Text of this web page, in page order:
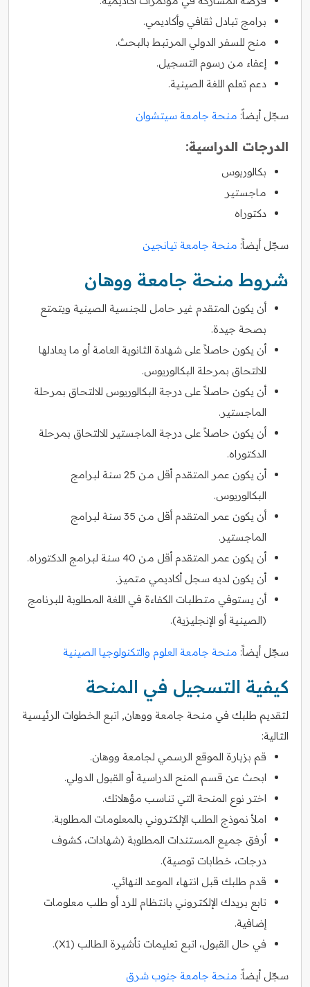
برامج تبادل ثقافي وأكاديمي.
منح للسفر الدولي المرتبط بالبحث.
إعفاء من رسوم التسجيل.
دعم تعلم اللغة الصينية.
سجّل أيضاً: منحة جامعة سيتشوان
الدرجات الدراسية:
بكالوريوس
ماجستير
دكتوراه
سجّل أيضاً: منحة جامعة تيانجين
شروط منحة جامعة ووهان
أن يكون المتقدم غير حامل للجنسية الصينية ويتمتع
بصحة جيدة.
أن يكون حاصلاً على شهادة الثانوية العامة أو ما يعادلها
للالتحاق بمرحلة البكالوريوس.
أن يكون حاصلاً على درجة البكالوريوس للالتحاق بمرحلة
الماجستير.
أن يكون حاصلاً على درجة الماجستير للالتحاق بمرحلة
الدكتوراه.
أن يكون عمر المتقدم أقل من 25 سنة لبرامج
البكالوريوس.
أن يكون عمر المتقدم أقل من 35 سنة لبرامج
الماجستير.
أن يكون عمر المتقدم أقل من 40 سنة لبرامج الدكتوراه.
أن يكون لديه سجل أكاديمي متميز.
أن يستوفي متطلبات الكفاءة في اللغة المطلوبة للبرنامج
(الصينية أو الإنجليزية).
سجّل أيضاً: منحة جامعة العلوم والتكنولوجيا الصينية
كيفية التسجيل في المنحة
لتقديم طلبك في منحة جامعة ووهان, اتبع الخطوات الرئيسية
التالية:
قم بزيارة الموقع الرسمي لجامعة ووهان.
ابحث عن قسم المنح الدراسية أو القبول الدولي.
اختر نوع المنحة التي تناسب مؤهلاتك.
املأ نموذج الطلب الإلكتروني بالمعلومات المطلوبة.
أرفق جميع المستندات المطلوبة (شهادات، كشوف
درجات، خطابات توصية).
قدم طلبك قبل انتهاء الموعد النهائي.
تابع بريدك الإلكتروني بانتظام للرد أو طلب معلومات
إضافية.
في حال القبول، اتبع تعليمات تأشيرة الطالب (X1).
سجّل أيضاً: منحة جامعة جنوب شرق